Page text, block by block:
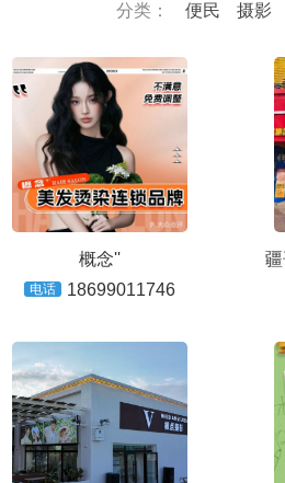
分类： 便民 摄影
概念''
电话 18699011746